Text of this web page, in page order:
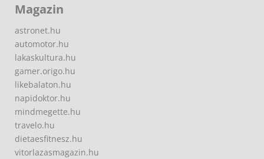
Magazin
astronet.hu
automotor.hu
lakaskultura.hu
gamer.origo.hu
likebalaton.hu
napidoktor.hu
mindmegette.hu
travelo.hu
dietaesfitnesz.hu
vitorlazasmagazin.hu